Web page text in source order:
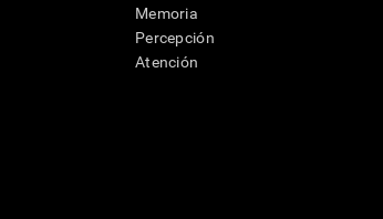
Memoria
Percepción
Atención